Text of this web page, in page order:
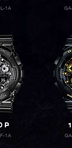
1A
P
1A